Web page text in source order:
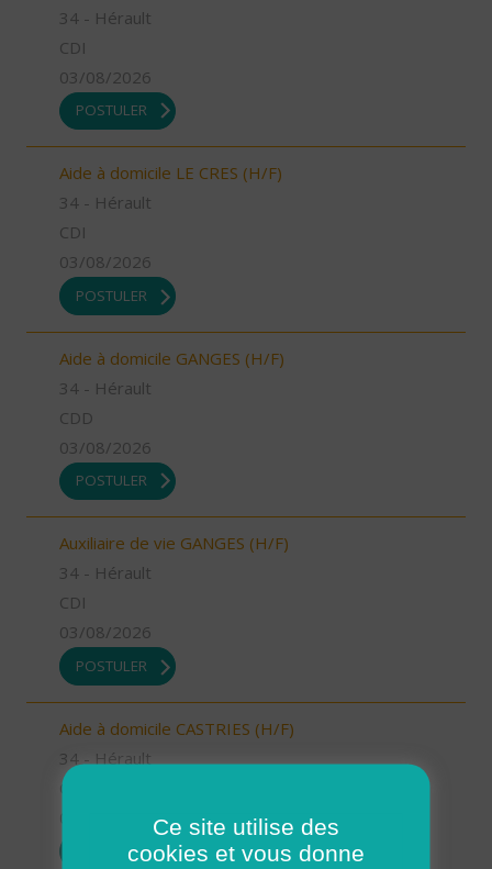
34 - Hérault
CDI
03/08/2026
POSTULER
Aide à domicile LE CRES (H/F)
34 - Hérault
CDI
03/08/2026
POSTULER
Aide à domicile GANGES (H/F)
34 - Hérault
CDD
03/08/2026
POSTULER
Auxiliaire de vie GANGES (H/F)
34 - Hérault
CDI
03/08/2026
POSTULER
Aide à domicile CASTRIES (H/F)
34 - Hérault
CDD
POSTULER
Ce site utilise des
cookies et vous donne